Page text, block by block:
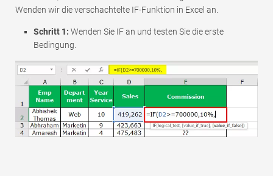
Wenden wir die verschachtelte IF-Funktion in Excel an.
Schritt 1: Wenden Sie IF an und testen Sie die erste
Bedingung.